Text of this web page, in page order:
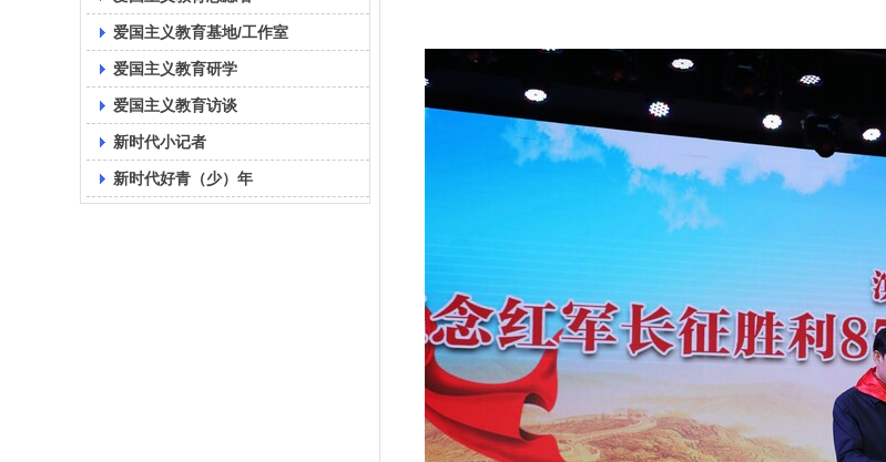
爱国主义教育基地/工作室
爱国主义教育研学
爱国主义教育访谈
新时代小记者
新时代好青（少）年